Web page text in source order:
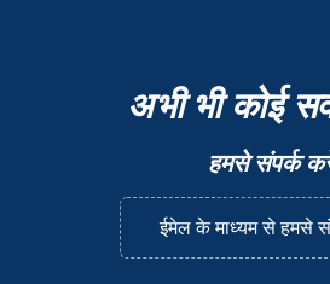
अभी भी कोई
हमसे संपर्क
ईमेल के माध्यम से हमसे